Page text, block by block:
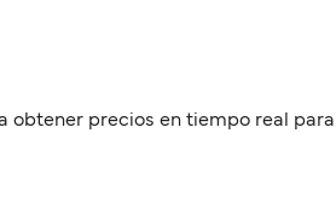
obtener precios en tiempo real para